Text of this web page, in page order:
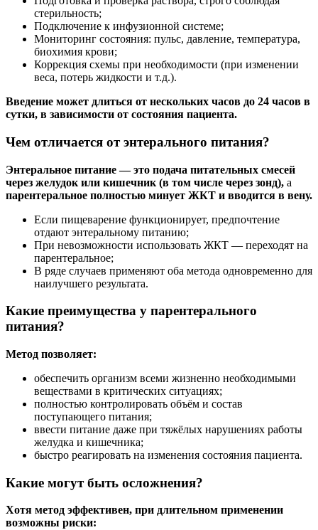
стерильность;
Подключение к инфузионной системе;
Мониторинг состояния: пульс, давление, температура,
биохимия крови;
Коррекция схемы при необходимости (при изменении
веса, потерь жидкости и т.д.).
Введение может длиться от нескольких часов до 24 часов в
сутки, в зависимости от состояния пациента.
Чем отличается от энтерального питания?
Энтеральное питание — это подача питательных смесей
через желудок или кишечник (в том числе через зонд), а
парентеральное полностью минует ЖКТ и вводится в вену.
Если пищеварение функционирует, предпочтение
отдают энтеральному питанию;
При невозможности использовать ЖКТ — переходят на
парентеральное;
В ряде случаев применяют оба метода одновременно для
наилучшего результата.
Какие преимущества у парентерального
питания?
Метод позволяет:
обеспечить организм всеми жизненно необходимыми
веществами в критических ситуациях;
полностью контролировать объём и состав
поступающего питания;
ввести питание даже при тяжёлых нарушениях работы
желудка и кишечника;
быстро реагировать на изменения состояния пациента.
Какие могут быть осложнения?
Хотя метод эффективен, при длительном применении
возможны риски: